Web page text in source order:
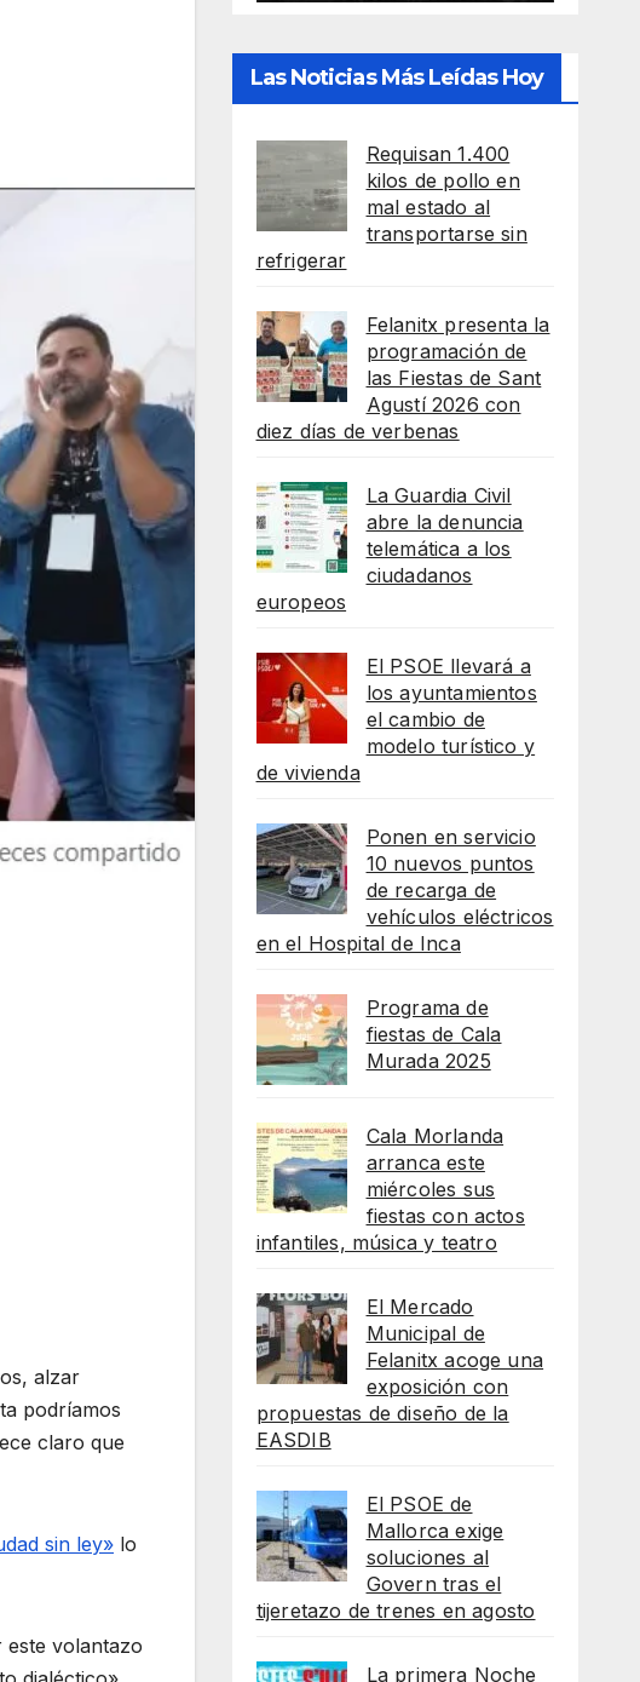
alzar
podríamos
claro que
sin ley» lo
este volantazo
Las Noticias Más Leídas Hoy
Requisan 1.400
kilos de pollo en
mal estado al
transportarse sin
refrigerar
Felanitx presenta la
programación de
las Fiestas de Sant
Agustí 2026 con
diez días de verbenas
La Guardia Civil
abre la denuncia
telemática a los
ciudadanos
europeos
El PSOE llevará a
los ayuntamientos
el cambio de
modelo turístico y
de vivienda
Ponen en servicio
10 nuevos puntos
de recarga de
vehículos eléctricos
en el Hospital de Inca
Programa de
fiestas de Cala
Murada 2025
Cala Morlanda
arranca este
miércoles sus
fiestas con actos
infantiles, música y teatro
El Mercado
Municipal de
Felanitx acoge una
exposición con
propuestas de diseño de la
EASDIB
El PSOE de
Mallorca exige
soluciones al
Govern tras el
tijeretazo de trenes en agosto
La primera Noche